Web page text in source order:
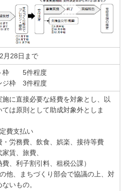
月28日まで
枠 5件程度
ジ枠 3件程度
に直接必要な経費を対象とし、以
ては原則として助成対象外としま
費支払い
・労務費、飲食、娯楽、接待等費
賃、旅費、
費、利子割引料、租税公課）
他、まちづくり部会で協議の上、対
いもの。